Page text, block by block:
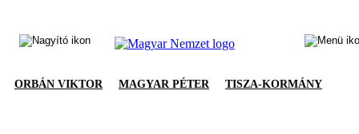
ORBÁN VIKTOR MAGYAR PÉTER TISZA-KORMÁNY